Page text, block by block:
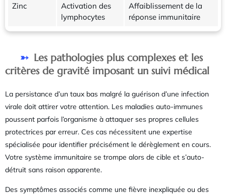
Zinc
Activation des
lymphocytes
Affaiblissement de la
réponse immunitaire
Les pathologies plus complexes et les
critères de gravité imposant un suivi médical
La persistance d’un taux bas malgré la guérison d’une infection
virale doit attirer votre attention. Les maladies auto-immunes
poussent parfois l’organisme à attaquer ses propres cellules
protectrices par erreur. Ces cas nécessitent une expertise
spécialisée pour identifier précisément le dérèglement en cours.
Votre système immunitaire se trompe alors de cible et s’auto-
détruit sans raison apparente.
Des symptômes associés comme une fièvre inexpliquée ou des